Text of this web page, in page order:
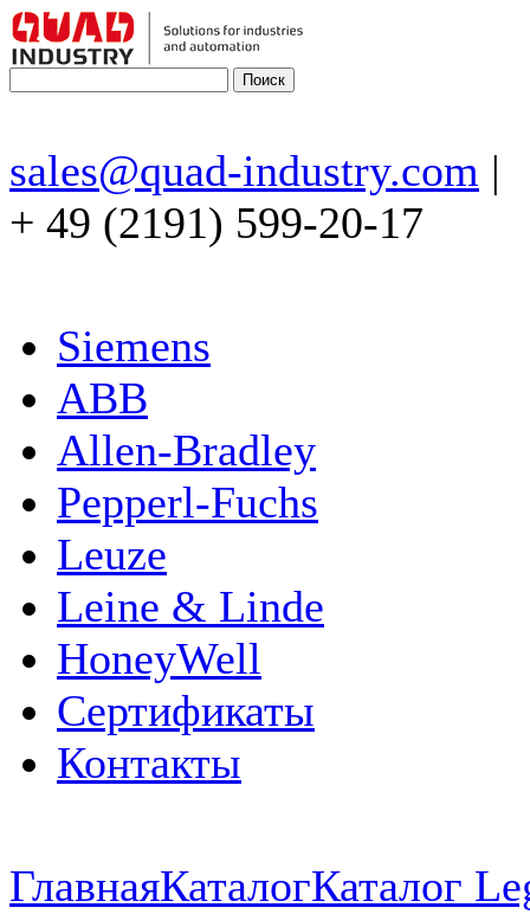
sales@quad-industry.com |
+ 49 (2191) 599-20-17
Siemens
ABB
Allen-Bradley
Pepperl-Fuchs
Leuze
Leine & Linde
HoneyWell
Сертификаты
Контакты
ГлавнаяКаталогКаталог